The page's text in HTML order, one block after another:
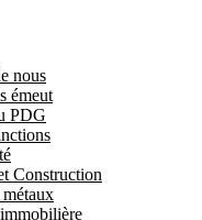
nous
émeut
PDG
Construction